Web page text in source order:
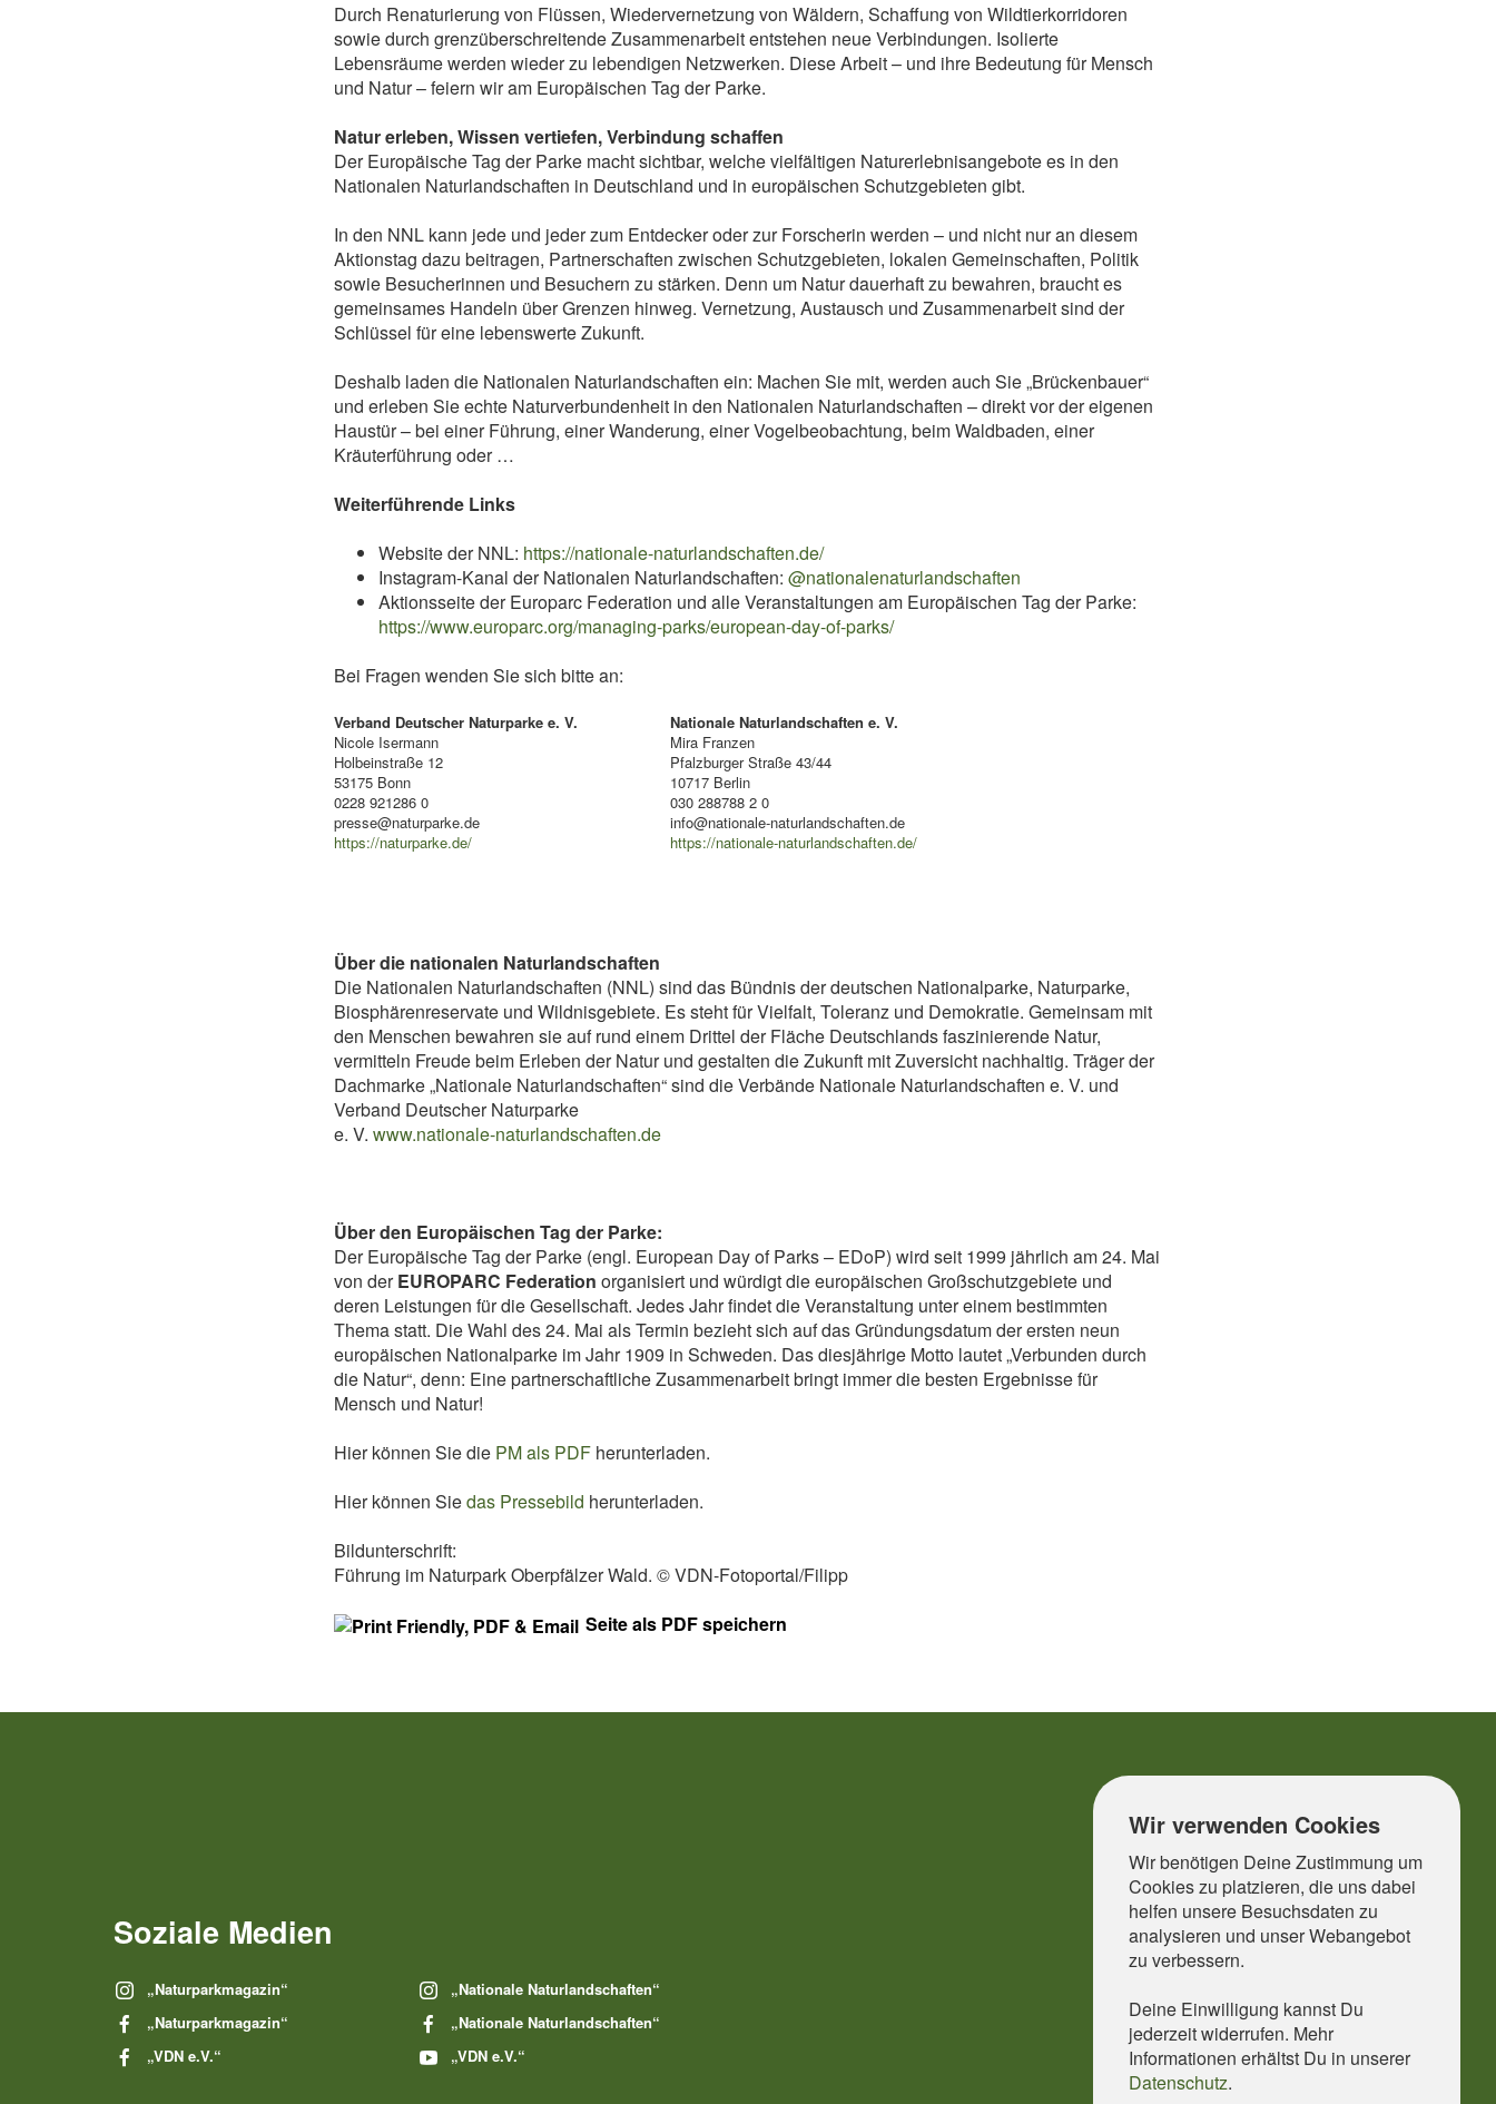
Wir verwenden Cookies
Wir benötigen Deine Zustimmung um
Cookies zu platzieren, die uns dabei
helfen unsere Besuchsdaten zu
analysieren und unser Webangebot
zu verbessern.
Deine Einwilligung kannst Du
jederzeit widerrufen. Mehr
Informationen erhältst Du in unserer
Datenschutz.
Durch Renaturierung von Flüssen, Wiedervernetzung von Wäldern, Schaffung von Wildtierkorridoren
sowie durch grenzüberschreitende Zusammenarbeit entstehen neue Verbindungen. Isolierte
Lebensräume werden wieder zu lebendigen Netzwerken. Diese Arbeit – und ihre Bedeutung für Mensch
und Natur – feiern wir am Europäischen Tag der Parke.
Natur erleben, Wissen vertiefen, Verbindung schaffen
Der Europäische Tag der Parke macht sichtbar, welche vielfältigen Naturerlebnisangebote es in den
Nationalen Naturlandschaften in Deutschland und in europäischen Schutzgebieten gibt.
In den NNL kann jede und jeder zum Entdecker oder zur Forscherin werden – und nicht nur an diesem
Aktionstag dazu beitragen, Partnerschaften zwischen Schutzgebieten, lokalen Gemeinschaften, Politik
sowie Besucherinnen und Besuchern zu stärken. Denn um Natur dauerhaft zu bewahren, braucht es
gemeinsames Handeln über Grenzen hinweg. Vernetzung, Austausch und Zusammenarbeit sind der
Schlüssel für eine lebenswerte Zukunft.
Deshalb laden die Nationalen Naturlandschaften ein: Machen Sie mit, werden auch Sie „Brückenbauer“
und erleben Sie echte Naturverbundenheit in den Nationalen Naturlandschaften – direkt vor der eigenen
Haustür – bei einer Führung, einer Wanderung, einer Vogelbeobachtung, beim Waldbaden, einer
Kräuterführung oder …
Weiterführende Links
Website der NNL: https://nationale-naturlandschaften.de/
Instagram-Kanal der Nationalen Naturlandschaften:@nationalenaturlandschaften
Aktionsseite der Europarc Federation und alle Veranstaltungen am Europäischen Tag der Parke:
https://www.europarc.org/managing-parks/european-day-of-parks/
Bei Fragen wenden Sie sich bitte an:
Verband Deutscher Naturparke e. V.
Nicole Isermann
Holbeinstraße 12
53175 Bonn
0228 921286 0
presse@naturparke.de
https://naturparke.de/
Nationale Naturlandschaften e. V.
Mira Franzen
Pfalzburger Straße 43/44
10717 Berlin
030 288788 2 0
info@nationale-naturlandschaften.de
https://nationale-naturlandschaften.de/
Über die nationalen Naturlandschaften
Die Nationalen Naturlandschaften (NNL) sind das Bündnis der deutschen Nationalparke, Naturparke,
Biosphärenreservate und Wildnisgebiete. Es steht für Vielfalt, Toleranz und Demokratie. Gemeinsam mit
den Menschen bewahren sie auf rund einem Drittel der Fläche Deutschlands faszinierende Natur,
vermitteln Freude beim Erleben der Natur und gestalten die Zukunft mit Zuversicht nachhaltig. Träger der
Dachmarke „Nationale Naturlandschaften“ sind die Verbände Nationale Naturlandschaften e. V. und
Verband Deutscher Naturparke
e. V.www.nationale-naturlandschaften.de
Über den Europäischen Tag der Parke:
Der Europäische Tag der Parke (engl. European Day of Parks – EDoP) wird seit 1999 jährlich am 24. Mai
von derEUROPARC Federation organisiert und würdigt die europäischen Großschutzgebiete und
deren Leistungen für die Gesellschaft. Jedes Jahr findet die Veranstaltung unter einem bestimmten
Thema statt. Die Wahl des 24. Mai als Termin bezieht sich auf das Gründungsdatum der ersten neun
europäischen Nationalparke im Jahr 1909 in Schweden. Das diesjährige Motto lautet „Verbunden durch
die Natur“, denn: Eine partnerschaftliche Zusammenarbeit bringt immer die besten Ergebnisse für
Mensch und Natur!
Hier können Sie die PM als PDF herunterladen.
Hier können Siedas Pressebild herunterladen.
Bildunterschrift:
Führung im Naturpark Oberpfälzer Wald. © VDN-Fotoportal/Filipp
Seite als PDF speichern
Soziale Medien
„Naturparkmagazin“
„Nationale Naturlandschaften“
„Naturparkmagazin“
„Nationale Naturlandschaften“
„VDN e.V.“
„VDN e.V.“